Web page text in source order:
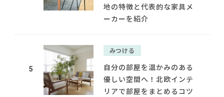
地の特徴と代表的な家具メ
ーカーを紹介
5
みつける
自分の部屋を温かみのある
優しい空間へ！北欧インテ
リアで部屋をまとめるコツ